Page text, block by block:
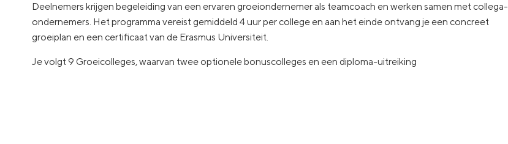
Deelnemers krijgen begeleiding van een ervaren groeiondernemer als teamcoach en werken samen met collega-
ondernemers. Het programma vereist gemiddeld 4 uur per college en aan het einde ontvang je een concreet
groeiplan en een certificaat van de Erasmus Universiteit.
Je volgt 9 Groeicolleges, waarvan twee optionele bonuscolleges en een diploma-uitreiking